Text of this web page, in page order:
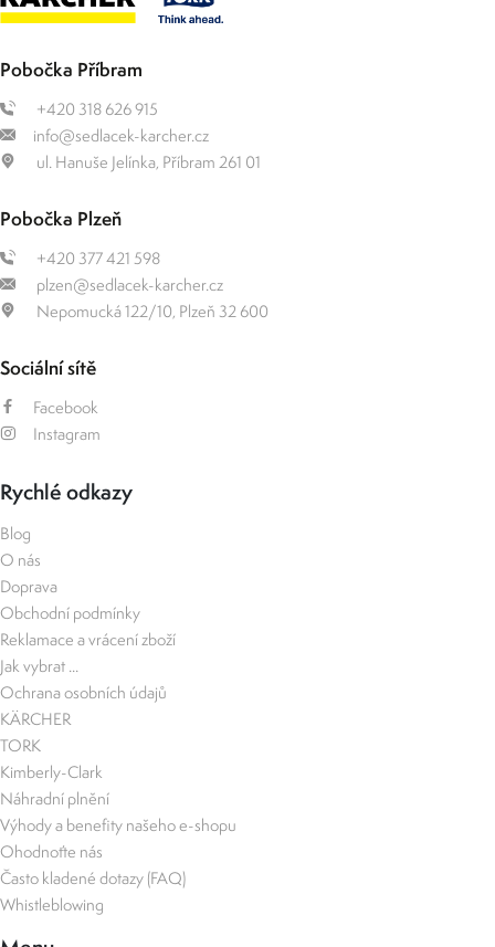
Pobočka Příbram
+420 318 626 915
info@sedlacek-karcher.cz
ul. Hanuše Jelínka, Příbram 261 01
Pobočka Plzeň
+420 377 421 598
plzen@sedlacek-karcher.cz
Nepomucká 122/10, Plzeň 32 600
Sociální sítě
Facebook
Instagram
Rychlé odkazy
Blog
O nás
Doprava
Obchodní podmínky
Reklamace a vrácení zboží
Jak vybrat ...
Ochrana osobních údajů
KÄRCHER
TORK
Kimberly-Clark
Náhradní plnění
Výhody a benefity našeho e-shopu
Ohodnoťte nás
Často kladené dotazy (FAQ)
Whistleblowing